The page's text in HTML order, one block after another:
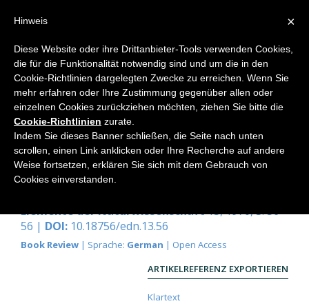
Home
Bauer, Hermann: Goethe-Hegel.
Briefwechsel
Stuttgart, Verlag Freies Geistesleben 1970. 60 S.
Elemente der Naturwissenschaft13, 1970, S. 56-
56 | DOI: 10.18756/edn.13.56
Book Review | Sprache: German | Open Access
ARTIKELREFERENZ EXPORTIEREN
Klartext
×
Hinweis
Diese Website oder ihre Drittanbieter-Tools verwenden Cookies,
die für die Funktionalität notwendig sind und um die in den
Cookie-Richtlinien dargelegten Zwecke zu erreichen. Wenn Sie
mehr erfahren oder Ihre Zustimmung gegenüber allen oder
einzelnen Cookies zurückziehen möchten, ziehen Sie bitte die
Cookie-Richtlinien zurate.
Indem Sie dieses Banner schließen, die Seite nach unten
scrollen, einen Link anklicken oder Ihre Recherche auf andere
Weise fortsetzen, erklären Sie sich mit dem Gebrauch von
Cookies einverstanden.